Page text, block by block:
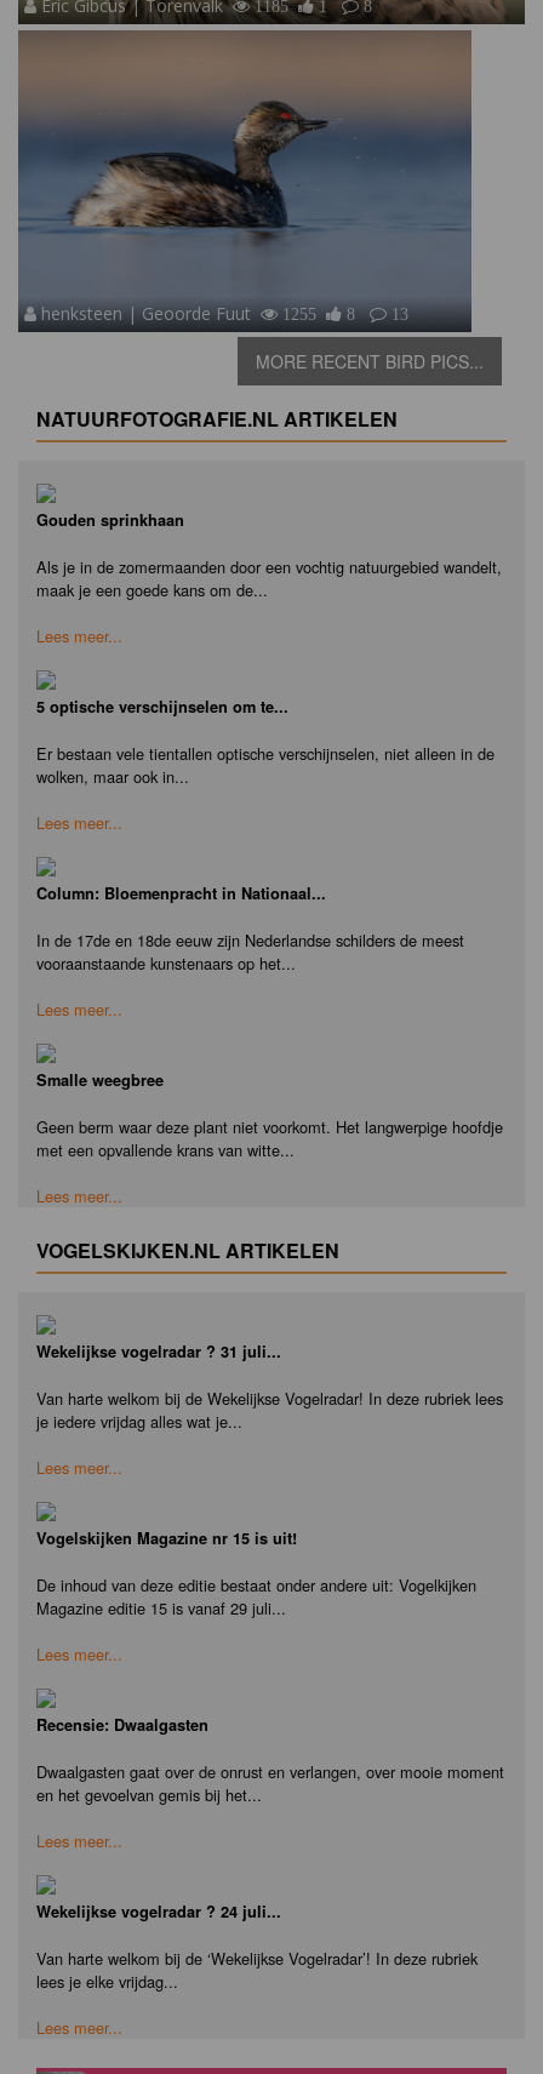
Eric Gibcus | Torenvalk 1185 1 8
henksteen | Geoorde Fuut 1255 8 13
MORE RECENT BIRD PICS...
NATUURFOTOGRAFIE.NL ARTIKELEN
Gouden sprinkhaan
Als je in de zomermaanden door een vochtig natuurgebied wandelt,
maak je een goede kans om de...
Lees meer...
5 optische verschijnselen om te...
Er bestaan vele tientallen optische verschijnselen, niet alleen in de
wolken, maar ook in...
Lees meer...
Column: Bloemenpracht in Nationaal...
In de 17de en 18de eeuw zijn Nederlandse schilders de meest
vooraanstaande kunstenaars op het...
Lees meer...
Smalle weegbree
Geen berm waar deze plant niet voorkomt. Het langwerpige hoofdje
met een opvallende krans van witte...
Lees meer...
VOGELSKIJKEN.NL ARTIKELEN
Wekelijkse vogelradar ? 31 juli...
Van harte welkom bij de Wekelijkse Vogelradar! In deze rubriek lees
je iedere vrijdag alles wat je...
Lees meer...
Vogelskijken Magazine nr 15 is uit!
De inhoud van deze editie bestaat onder andere uit: Vogelkijken
Magazine editie 15 is vanaf 29 juli...
Lees meer...
Recensie: Dwaalgasten
Dwaalgasten gaat over de onrust en verlangen, over mooie moment
en het gevoelvan gemis bij het...
Lees meer...
Wekelijkse vogelradar ? 24 juli...
Van harte welkom bij de ‘Wekelijkse Vogelradar’! In deze rubriek
lees je elke vrijdag...
Lees meer...